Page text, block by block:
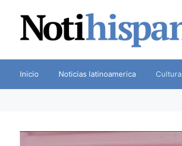
Inicio Noticias latinoamerica Cultura